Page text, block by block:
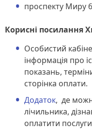
проспекту Миру
Корисні посилання
Особистий
інформація про
показань,
сторінка оплати.
Додаток, де
лічильника,
оплатити послуги